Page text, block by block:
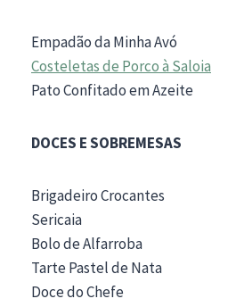
Empadão da Minha Avó
Costeletas de Porco à Saloia
Pato Confitado em Azeite
DOCES E SOBREMESAS
Brigadeiro Crocantes
Sericaia
Bolo de Alfarroba
Tarte Pastel de Nata
Doce do Chefe